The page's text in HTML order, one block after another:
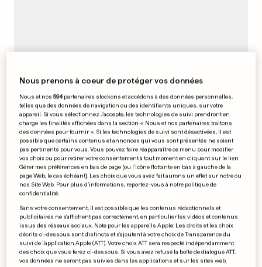
SÉRIE TÉLÉVISÉE
«Le Prince de Bel-Air» devrait
avoir un remake
0 0
BASEBALL
Il se plaint d’une bande de
fans qui fait du bruit
Nous prenons à coeur de protéger vos données
Nous et nos594partenaires stockons et accédons à des données personnelles,
telles que des données de navigation ou des identifiants uniques, sur votre
appareil. Si vous sélectionnez J'accepte, les technologies de suivi prendront en
charge les finalités affichées dans la section « Nous et nos partenaires traitons
des données pour fournir ». Si les technologies de suivi sont désactivées, il est
possible que certains contenus et annonces qui vous sont présentés ne soient
pas pertinents pour vous. Vous pouvez faire réapparaître ce menu pour modifier
vos choix ou pour retirer votre consentement à tout moment en cliquant sur le lien
Gérer mes préférences en bas de page [ou l'icône flottante en bas à gauche de la
page Web, le cas échéant]. Les choix que vous avez fait aurons un effet sur notre ou
nos Site Web. Pour plus d’informations, reportez-vous à notre politique de
confidentialité.
Sans votre consentement, il est possible que les contenus rédactionnels et
publicitaires ne s'affichent pas correctement, en particulier les vidéos et contenus
issus des réseaux sociaux. Note pour les appareils Apple: Les droits et les choix
décrits ci-dessous sont distincts et s'ajoutent à votre choix de Transparence du
suivi de l'application Apple (ATT). Votre choix ATT sera respecté indépendamment
des choix que vous ferez ci-dessous. Si vous avez refusé la boîte de dialogue ATT,
vos données ne seront pas suivies dans les applications et sur les sites web.